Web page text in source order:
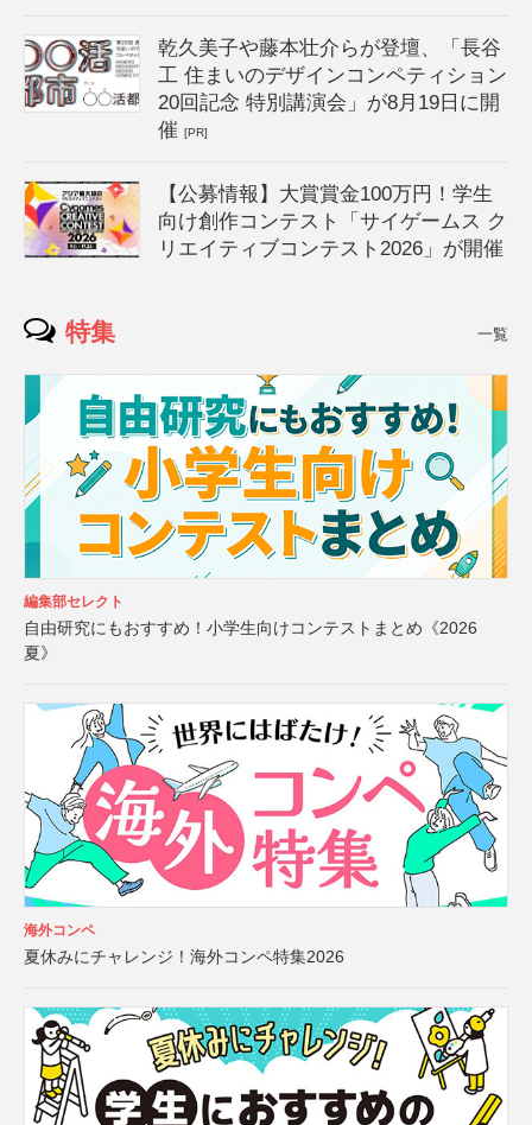
乾久美子や藤本壮介らが登壇、「長谷
工 住まいのデザインコンペティション
20回記念 特別講演会」が8月19日に開
催[PR]
【公募情報】大賞賞金100万円！学生
向け創作コンテスト「サイゲームス ク
リエイティブコンテスト2026」が開催
特集 一覧
編集部セレクト
自由研究にもおすすめ！小学生向けコンテストまとめ《2026
夏》
海外コンペ
夏休みにチャレンジ！海外コンペ特集2026